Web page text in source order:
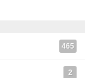
465
2